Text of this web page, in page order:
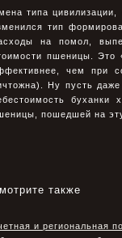
типа цивилизации,
тип
на помол,
пшеницы. Это
чем при
Ну пусть
буханки
пошедшей на эту
также
и региональная